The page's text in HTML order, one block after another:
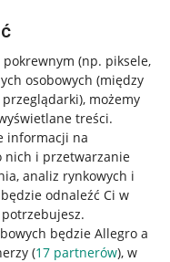
(np. piksele,
osobowych (między
, możemy
treści.
informacji na
nich i przetwarzanie
analiz rynkowych i
odnaleźć Ci w
będzie Allegro a
(17 partnerów), w